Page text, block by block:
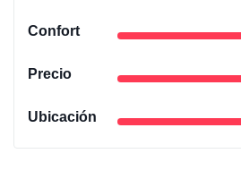
Confort
Precio
Ubicación